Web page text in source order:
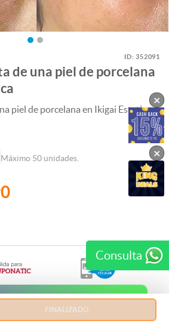
Consulta
ID:352091
de una piel de porcelana
piel de porcelana en Ikigai Estetica
Máximo 50 unidades.
esta Experiencia
FINALIZADO
×
×